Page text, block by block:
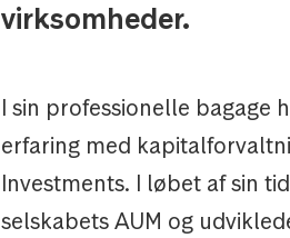
virksomheder.
I sin professionelle bagage
erfaring med
Investments. I løbet af sin
selskabets AUM og